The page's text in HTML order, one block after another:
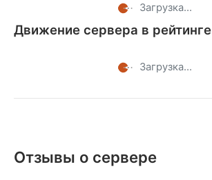
Загрузка...
Движение сервера в рейтинге
Загрузка...
Отзывы о сервере